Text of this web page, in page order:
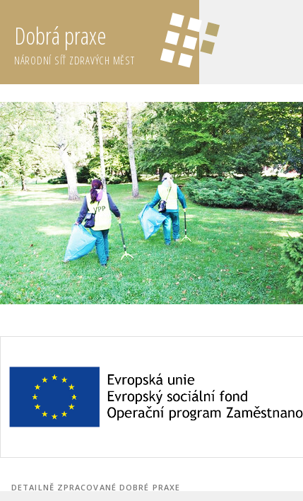
Dobrá praxe
NÁRODNÍ SÍŤ ZDRAVÝCH MĚST
DETAILNĚ ZPRACOVANÉ DOBRÉ PRAXE